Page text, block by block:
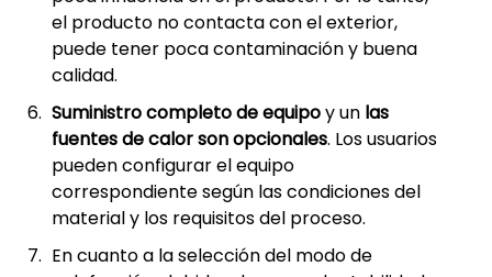
el producto no contacta con el exterior,
puede tener poca contaminación y buena
calidad.
Suministro completo de equipoy un las
fuentes de calor son opcionales. Los usuarios
pueden configurar el equipo
correspondiente según las condiciones del
material y los requisitos del proceso.
En cuanto a la selección del modo de